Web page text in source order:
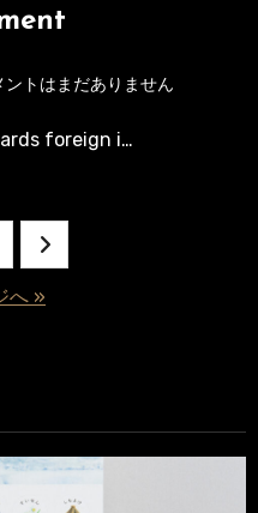
ントはまだありません
foreign i…
へ »